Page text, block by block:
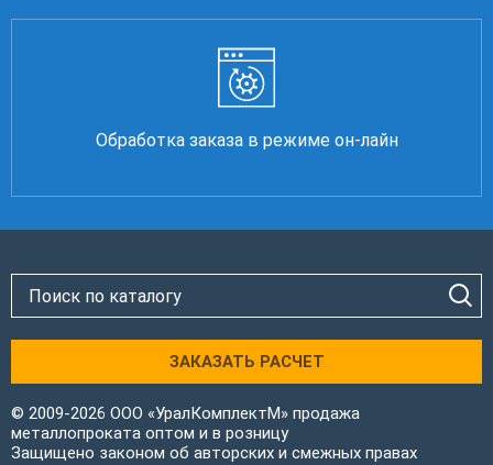
Обработка заказа в режиме он-лайн
ЗАКАЗАТЬ РАСЧЕТ
© 2009-2026 ООО «УралКомплектМ» продажа
металлопроката оптом и в розницу
Защищено законом об авторских и смежных правах